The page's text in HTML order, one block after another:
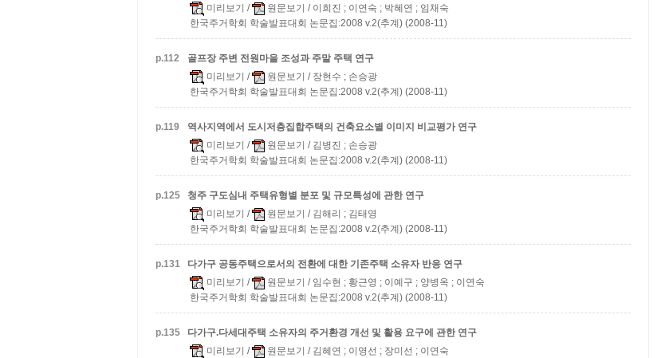
미리보기 / 원문보기 / 이희진 ; 이연숙 ; 박혜연 ; 임채숙
한국주거학회 학술발표대회 논문집:2008 v.2(추계) (2008-11)
p.112
골프장 주변 전원마을 조성과 주말 주택 연구
미리보기 / 원문보기 / 장현수 ; 손승광
한국주거학회 학술발표대회 논문집:2008 v.2(추계) (2008-11)
p.119
역사지역에서 도시저층집합주택의 건축요소별 이미지 비교평가 연구
미리보기 / 원문보기 / 김병진 ; 손승광
한국주거학회 학술발표대회 논문집:2008 v.2(추계) (2008-11)
p.125
청주 구도심내 주택유형별 분포 및 규모특성에 관한 연구
미리보기 / 원문보기 / 김해리 ; 김태영
한국주거학회 학술발표대회 논문집:2008 v.2(추계) (2008-11)
p.131
다가구 공동주택으로서의 전환에 대한 기존주택 소유자 반응 연구
미리보기 / 원문보기 / 임수현 ; 황근영 ; 이예구 ; 양병옥 ; 이연숙
한국주거학회 학술발표대회 논문집:2008 v.2(추계) (2008-11)
p.135
다가구.다세대주택 소유자의 주거환경 개선 및 활용 요구에 관한 연구
미리보기 / 원문보기 / 김혜연 ; 이영선 ; 장미선 ; 이연숙